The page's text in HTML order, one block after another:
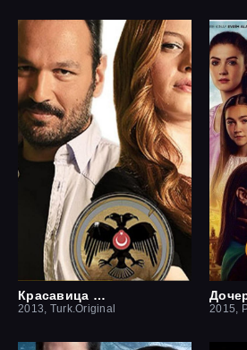
Красавица и чудовище
2013, Turk.Original 2015,